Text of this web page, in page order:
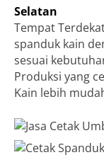
Selatan
Tempat
spanduk kain
sesuai
Produksi yang
Kain lebih